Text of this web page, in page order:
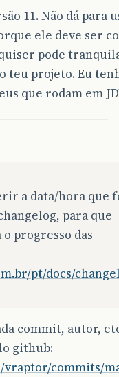
11. Não dá para
ele deve ser
quiser pode
teu projeto. Eu
que rodam em
a data/hora que
para que
progresso das
pt/docs/
commit, autor,
github:
vraptor/commits/